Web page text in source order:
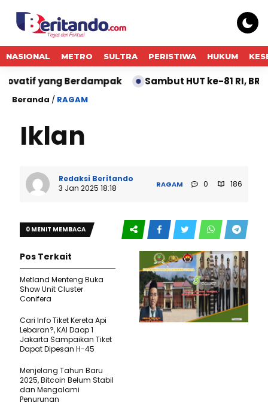
NASIONAL METRO SULTRA PERISTIWA HUKUM
yang Berdampak Sambut HUT ke-81 RI, BRI
Beranda / RAGAM
Iklan
Redaksi Beritando
3 Jan 2025 18:18
RAGAM 0 186
0 MENIT MEMBACA
Pos Terkait
Metland Menteng Buka
Show Unit Cluster
Conifera
Cari Info Tiket Kereta Api
Lebaran?, KAI Daop 1
Jakarta Sampaikan Tiket
Dapat Dipesan H-45
Menjelang Tahun Baru
2025, Bitcoin Belum Stabil
dan Mengalami
Penurunan